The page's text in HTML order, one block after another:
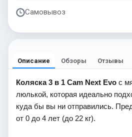
Самовывоз
Описание Обзоры Отзывы
Коляска 3 в 1 Cam Next Evo с
люлькой, которая идеально
куда бы вы ни отправились.
от 0 до 4 лет (до 22 кг).